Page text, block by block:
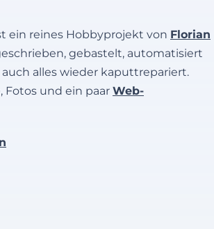
ein reines Hobbyprojekt von Florian
gebastelt, automatisiert
alles wieder kaputtrepariert.
Fotos und ein paar Web-